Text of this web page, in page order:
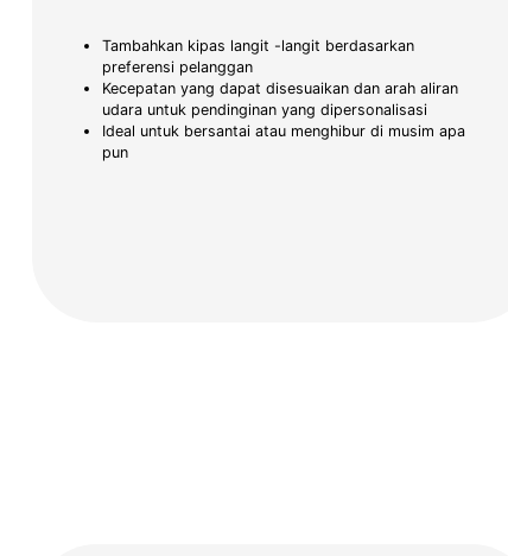
Tambahkan kipas langit -langit berdasarkan
preferensi pelanggan
Kecepatan yang dapat disesuaikan dan arah aliran
udara untuk pendinginan yang dipersonalisasi
Ideal untuk bersantai atau menghibur di musim apa
pun